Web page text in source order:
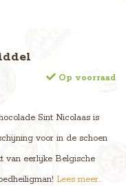
Op voorraad
Sint Nicolaas is
voor in de schoen
van eerlijke Belgische
Lees meer..